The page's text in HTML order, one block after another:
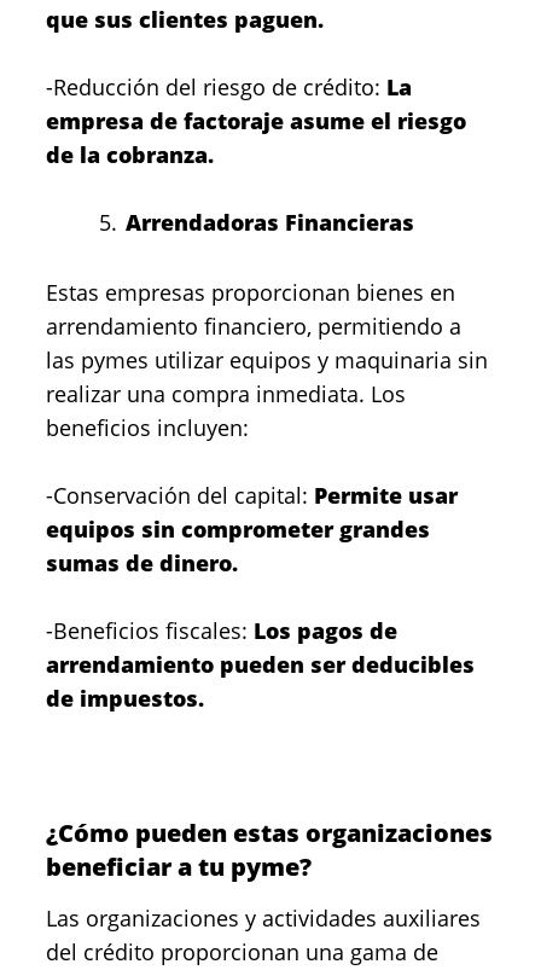
que sus clientes paguen.
-Reducción del riesgo de crédito: La
empresa de factoraje asume el riesgo
de la cobranza.
Arrendadoras Financieras
Estas empresas proporcionan bienes en
arrendamiento financiero, permitiendo a
las pymes utilizar equipos y maquinaria sin
realizar una compra inmediata. Los
beneficios incluyen:
-Conservación del capital: Permite usar
equipos sin comprometer grandes
sumas de dinero.
-Beneficios fiscales: Los pagos de
arrendamiento pueden ser deducibles
de impuestos.
¿Cómo pueden estas organizaciones
beneficiar a tu pyme?
Las organizaciones y actividades auxiliares
del crédito proporcionan una gama de